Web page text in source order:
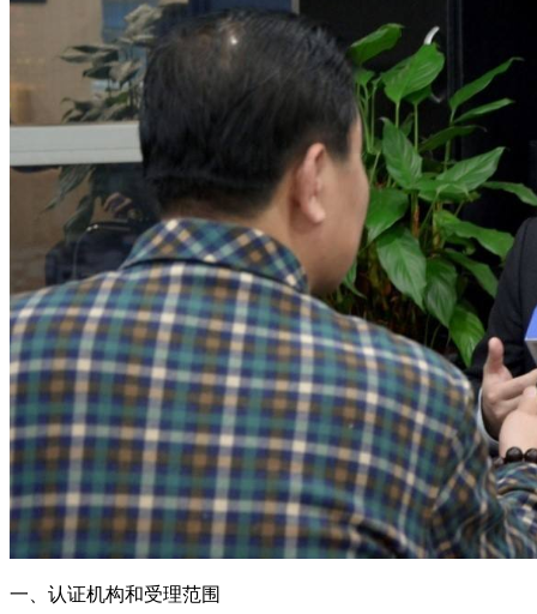
一、认证机构和受理范围